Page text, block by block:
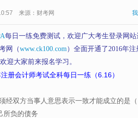
来源：财考网
每日一练免费测试，欢迎广大考生登录网
网（www.ck100.com）全面开通了2016年
迎大家前来报名学习。
册会计师考试全科每日一练（6.16）
经双方当事人意思表示一致才能成立的是
所负的债务